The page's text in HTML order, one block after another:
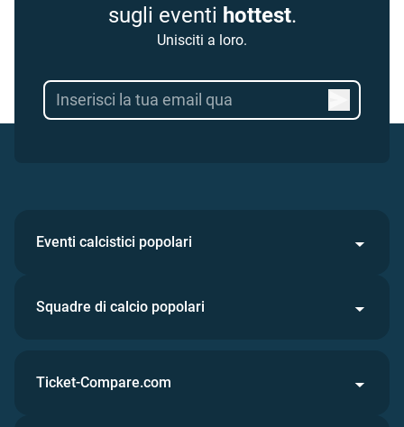
sugli eventi hottest.
Unisciti a loro.
Eventi calcistici popolari
Squadre di calcio popolari
Ticket-Compare.com